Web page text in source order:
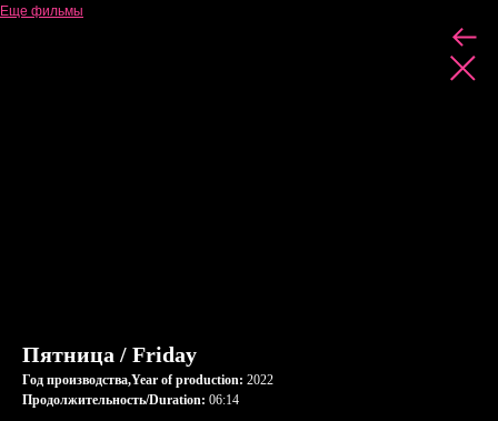
Еще фильмы
Пятница / Friday
Год производства,Year of production: 2022
Продолжительность/Duration: 06:14